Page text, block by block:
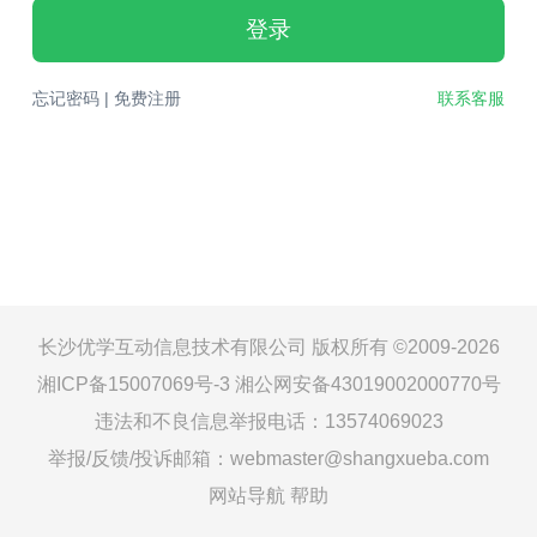
登录
忘记密码| 免费注册 联系客服
长沙优学互动信息技术有限公司 版权所有 ©2009-2026
湘ICP备15007069号-3 湘公网安备43019002000770号
违法和不良信息举报电话：13574069023
举报/反馈/投诉邮箱：webmaster@shangxueba.com
网站导航 帮助